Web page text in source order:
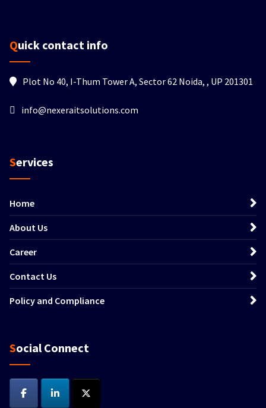
Quick contact info
Plot No 40, I-Thum Tower A, Sector 62 Noida, , UP 201301
info@nexeraitsolutions.com
Services
Home
About Us
Career
Contact Us
Policy and Compliance
Social Connect